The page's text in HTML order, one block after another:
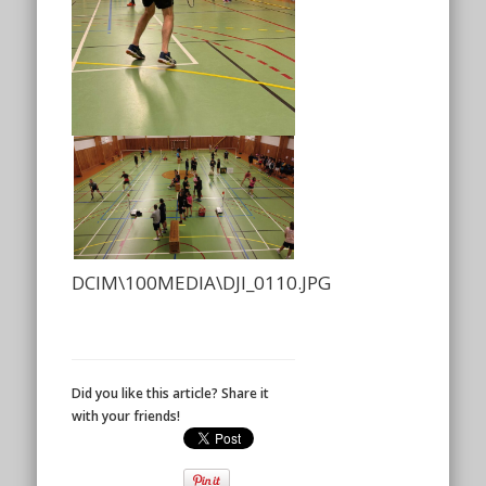
DCIM\100MEDIA\DJI_0110.JPG
Did you like this article? Share it
with your friends!